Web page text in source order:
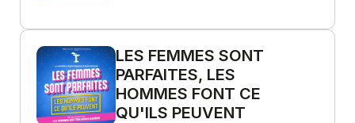
LES FEMMES SONT
PARFAITES, LES
HOMMES FONT CE
QU'ILS PEUVENT